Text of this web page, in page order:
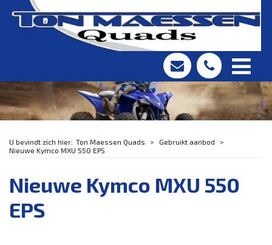
Ton Maessen Quads
Gebruikt aanbod
Nieuwe Kymco MXU 550 EPS
Nieuwe Kymco MXU 550
EPS